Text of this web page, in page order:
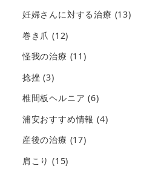
妊婦さんに対する治療 (13)
巻き爪 (12)
怪我の治療 (11)
捻挫 (3)
椎間板ヘルニア (6)
浦安おすすめ情報 (4)
産後の治療 (17)
肩こり (15)